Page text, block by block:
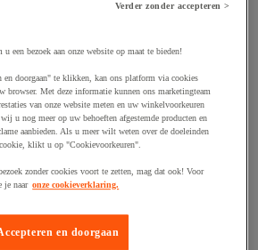
geldtelmachine
laptop en tablet
scanner
Verder zonder accepteren >
een bezoek aan onze website op maat te bieden!
en doorgaan" te klikken, kan ons platform via cookies
browser. Met deze informatie kunnen ons marketingteam
van onze website meten en uw winkelvoorkeuren
u nog meer op uw behoeften afgestemde producten en
aanbieden. Als u meer wilt weten over de doeleinden
klikt u op "Cookievoorkeuren".
zonder cookies voort te zetten, mag dat ook! Voor
je naar onze cookieverklaring.
en doorgaan